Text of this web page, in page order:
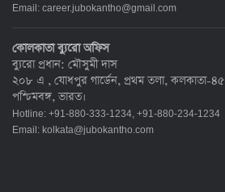
Email: career.jubokantho@gmail.com
কোলকাতা ব্যুরো অফিস
ব্যুরো প্রধান: মৌসুমী দাস
২০৮ এ , যোধপুর গার্ডেন, প্রথম তলা, কলকাতা-৪৫
পশ্চিমবঙ্গ, ভারত।
Hotline: +91-880-333-1234, +91-880-234-1234
Email: kolkata@jubokantho.com